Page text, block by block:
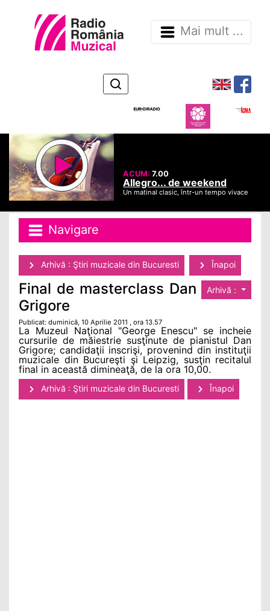
Mai mult ...
ACUM:7.00
Allegro... de weekend
Un matinal clasic, într-un tempo vivace
Navigare
Arhivă : Ştiri muzicale din Bucuresti Înapoi
Arhivă :
Final de masterclass Dan
Grigore
Publicat: duminică, 10 Aprilie 2011 , ora 13.57
La Muzeul Naţional "George Enescu" se incheie
cursurile de măiestrie susţinute de pianistul Dan
Grigore; candidaţii inscrişi, provenind din instituţii
muzicale din Bucureşti şi Leipzig, susţin recitalul
final in această dimineaţă, de la ora 10,00.
Arhivă : Ştiri muzicale din Bucuresti Înapoi